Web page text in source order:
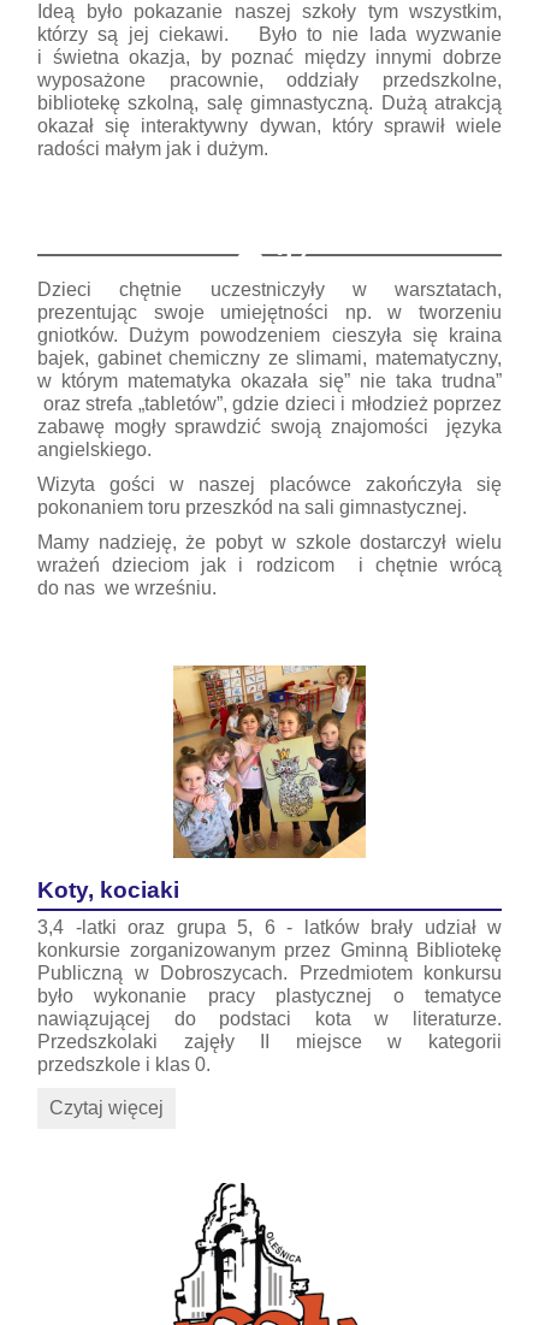
Ideą było pokazanie naszej szkoły tym wszystkim,
którzy są jej ciekawi. Było to nie lada wyzwanie
i świetna okazja, by poznać między innymi dobrze
wyposażone pracownie, oddziały przedszkolne,
bibliotekę szkolną, salę gimnastyczną. Dużą atrakcją
okazał się interaktywny dywan, który sprawił wiele
radości małym jak i dużym.
37
Dzieci chętnie uczestniczyły w warsztatach,
prezentując swoje umiejętności np. w tworzeniu
gniotków. Dużym powodzeniem cieszyła się kraina
bajek, gabinet chemiczny ze slimami, matematyczny,
w którym matematyka okazała się” nie taka trudna”
oraz strefa „tabletów”, gdzie dzieci i młodzież poprzez
zabawę mogły sprawdzić swoją znajomości języka
angielskiego.
Wizyta gości w naszej placówce zakończyła się
pokonaniem toru przeszkód na sali gimnastycznej.
Mamy nadzieję, że pobyt w szkole dostarczył wielu
wrażeń dzieciom jak i rodzicom i chętnie wrócą
do nas we wrześniu.
Koty, kociaki
3,4 -latki oraz grupa 5, 6 - latków brały udział w
konkursie zorganizowanym przez Gminną Bibliotekę
Publiczną w Dobroszycach. Przedmiotem konkursu
było wykonanie pracy plastycznej o tematyce
nawiązującej do podstaci kota w literaturze.
Przedszkolaki zajęły II miejsce w kategorii
przedszkole i klas 0.
Koty,
Czytaj więcej